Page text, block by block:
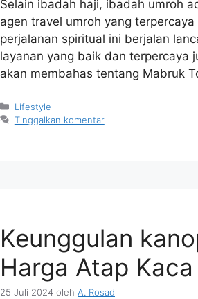
Selain ibadah haji, ibadah umroh
agen travel umroh yang
perjalanan spiritual ini berjalan
layanan yang baik dan terpercaya
akan membahas tentang Mabruk
Kategori
Lifestyle
Tinggalkan komentar
Keunggulan
Harga Atap
25 Juli 2024 oleh A. Rosad